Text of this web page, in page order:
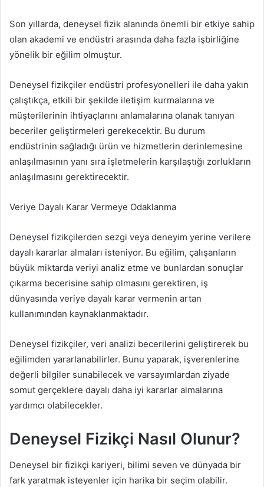
Son yıllarda, deneysel fizik alanında önemli bir etkiye sahip
olan akademi ve endüstri arasında daha fazla işbirliğine
yönelik bir eğilim olmuştur.
Deneysel fizikçiler endüstri profesyonelleri ile daha yakın
çalıştıkça, etkili bir şekilde iletişim kurmalarına ve
müşterilerinin ihtiyaçlarını anlamalarına olanak tanıyan
beceriler geliştirmeleri gerekecektir. Bu durum
endüstrinin sağladığı ürün ve hizmetlerin derinlemesine
anlaşılmasının yanı sıra işletmelerin karşılaştığı zorlukların
anlaşılmasını gerektirecektir.
Veriye Dayalı Karar Vermeye Odaklanma
Deneysel fizikçilerden sezgi veya deneyim yerine verilere
dayalı kararlar almaları isteniyor. Bu eğilim, çalışanların
büyük miktarda veriyi analiz etme ve bunlardan sonuçlar
çıkarma becerisine sahip olmasını gerektiren, iş
dünyasında veriye dayalı karar vermenin artan
kullanımından kaynaklanmaktadır.
Deneysel fizikçiler, veri analizi becerilerini geliştirerek bu
eğilimden yararlanabilirler. Bunu yaparak, işverenlerine
değerli bilgiler sunabilecek ve varsayımlardan ziyade
somut gerçeklere dayalı daha iyi kararlar almalarına
yardımcı olabilecekler.
Deneysel Fizikçi Nasıl Olunur?
Deneysel bir fizikçi kariyeri, bilimi seven ve dünyada bir
fark yaratmak isteyenler için harika bir seçim olabilir.